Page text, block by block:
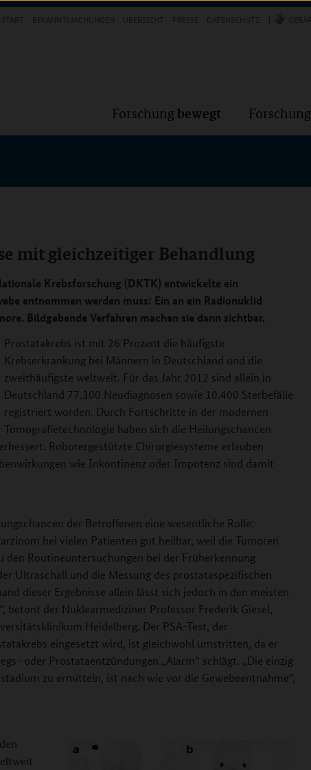
Forschung bewegt Forschung
mit gleichzeitiger Behandlung
Krebsforschung (DKTK) entwickelte ein
entnommen werden muss: Ein an ein Radionuklid
Bildgebende Verfahren machen sie dann sichtbar.
Prostatakrebs ist mit 26 Prozent die häufigste
Krebserkrankung bei Männern in Deutschland und die
zweithäufigste weltweit. Für das Jahr 2012 sind allein in
Deutschland 77.300 Neudiagnosen sowie 10.400 Sterbefälle
registriert worden. Durch Fortschritte in der modernen
Tomografietechnologie haben sich die Heilungschancen
Robotergestützte Chirurgiesysteme erlauben
wie Inkontinenz oder Impotenz sind damit
der Betroffenen eine wesentliche Rolle:
bei vielen Patienten gut heilbar, weil die Tumoren
den Routineuntersuchungen bei der Früherkennung
Ultraschall und die Messung des prostataspezifischen
dieser Ergebnisse allein lässt sich jedoch in den meisten
betont der Nuklearmediziner Professor Frederik Giesel,
Heidelberg. Der PSA-Test, der
eingesetzt wird, ist gleichwohl umstritten, da er
oder Prostataentzündungen „Alarm“ schlägt. „Die einzig
zu ermitteln, ist nach wie vor die Gewebeentnahme“,
Forschung